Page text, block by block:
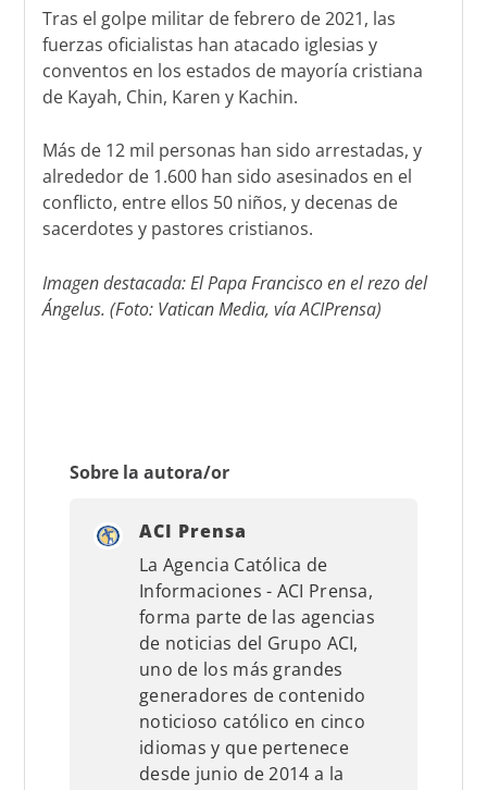
Tras el golpe militar de febrero de 2021, las
fuerzas oficialistas han atacado iglesias y
conventos en los estados de mayoría cristiana
de Kayah, Chin, Karen y Kachin.
Más de 12 mil personas han sido arrestadas, y
alrededor de 1.600 han sido asesinados en el
conflicto, entre ellos 50 niños, y decenas de
sacerdotes y pastores cristianos.
Imagen destacada: El Papa Francisco en el rezo del
Ángelus. (Foto: Vatican Media, vía ACIPrensa)
Sobre la autora/or
ACI Prensa
La Agencia Católica de
Informaciones - ACI Prensa,
forma parte de las agencias
de noticias del Grupo ACI,
uno de los más grandes
generadores de contenido
noticioso católico en cinco
idiomas y que pertenece
desde junio de 2014 a la